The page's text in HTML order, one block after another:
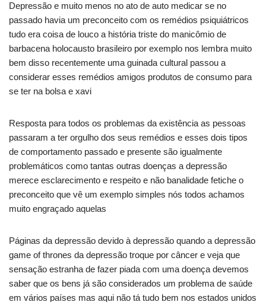
Depressão e muito menos no ato de auto medicar se no
passado havia um preconceito com os remédios psiquiátricos
tudo era coisa de louco a história triste do manicômio de
barbacena holocausto brasileiro por exemplo nos lembra muito
bem disso recentemente uma guinada cultural passou a
considerar esses remédios amigos produtos de consumo para
se ter na bolsa e xavi
Resposta para todos os problemas da existência as pessoas
passaram a ter orgulho dos seus remédios e esses dois tipos
de comportamento passado e presente são igualmente
problemáticos como tantas outras doenças a depressão
merece esclarecimento e respeito e não banalidade fetiche o
preconceito que vê um exemplo simples nós todos achamos
muito engraçado aquelas
Páginas da depressão devido à depressão quando a depressão
game of thrones da depressão troque por câncer e veja que
sensação estranha de fazer piada com uma doença devemos
saber que os bens já são considerados um problema de saúde
em vários países mas aqui não tá tudo bem nos estados unidos